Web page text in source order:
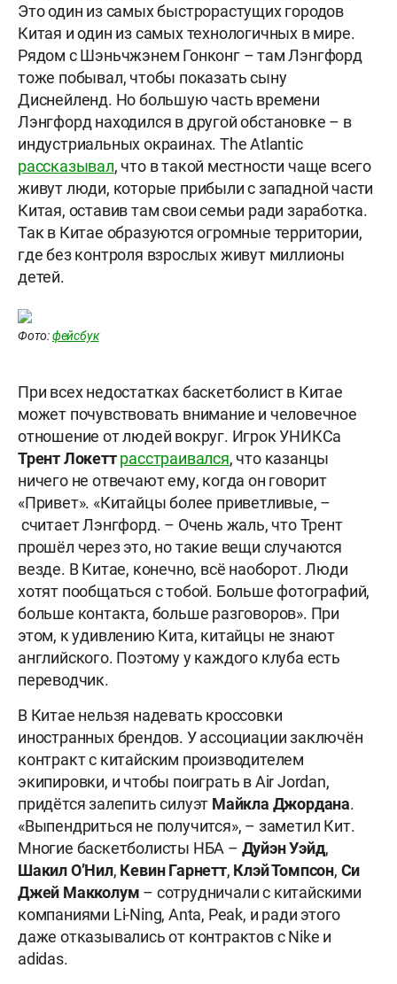
Это один из самых быстрорастущих городов
Китая и один из самых технологичных в мире.
Рядом с Шэньчжэнем Гонконг – там Лэнгфорд
тоже побывал, чтобы показать сыну
Диснейленд. Но большую часть времени
Лэнгфорд находился в другой обстановке – в
индустриальных окраинах. The Atlantic
рассказывал, что в такой местности чаще всего
живут люди, которые прибыли с западной части
Китая, оставив там свои семьи ради заработка.
Так в Китае образуются огромные территории,
где без контроля взрослых живут миллионы
детей.
Фото:фейсбук
При всех недостатках баскетболист в Китае
может почувствовать внимание и человечное
отношение от людей вокруг. Игрок УНИКСа
Трент Локетт расстраивался, что казанцы
ничего не отвечают ему, когда он говорит
«Привет». «Китайцы более приветливые, –
считает Лэнгфорд. – Очень жаль, что Трент
прошёл через это, но такие вещи случаются
везде. В Китае, конечно, всё наоборот. Люди
хотят пообщаться с тобой. Больше фотографий,
больше контакта, больше разговоров». При
этом, к удивлению Кита, китайцы не знают
английского. Поэтому у каждого клуба есть
переводчик.
В Китае нельзя надевать кроссовки
иностранных брендов. У ассоциации заключён
контракт с китайским производителем
экипировки, и чтобы поиграть в Air Jordan,
придётся залепить силуэт Майкла Джордана.
«Выпендриться не получится», – заметил Кит.
Многие баскетболисты НБА – Дуйэн Уэйд,
Шакил О’Нил, Кевин Гарнетт, Клэй Томпсон, Си
Джей Макколум – сотрудничали с китайскими
компаниями Li-Ning, Anta, Peak, и ради этого
даже отказывались от контрактов с Nike и
adidas.